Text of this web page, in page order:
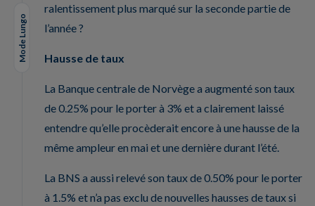
Mode Lungo
ralentissement plus marqué sur la seconde partie de
l’année ?
Hausse de taux
La Banque centrale de Norvège a augmenté son taux
de 0.25% pour le porter à 3% et a clairement laissé
entendre qu’elle procèderait encore à une hausse de la
même ampleur en mai et une dernière durant l’été.
La BNS a aussi relevé son taux de 0.50% pour le porter
à 1.5% et n’a pas exclu de nouvelles hausses de taux si